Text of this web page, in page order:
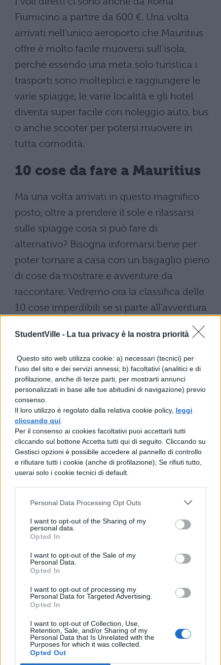
StudentVille - La tua privacy è la nostra priorità
Questo sito web utilizza cookie: a) necessari (tecnici) per
l'uso del sito e dei servizi annessi; b) facoltativi (analitici e di
profilazione, anche di terze parti, per mostrarti annunci
personalizzati in base alle tue abitudini di navigazione) previo
consenso.
Il loro utilizzo è regolato dalla relativa cookie policy, leggi
cliccando qui
Per il consenso ai cookies facoltativi puoi accettarli tutti
cliccando sul bottone Accetta tutti qui di seguito. Cliccando su
Gestisci opzioni è possibile accedere al pannello di controllo
e rifiutare tutti i cookie (anche di profilazione); Se rifiuti tutto,
userai solo i cookie tecnici di default.
Personal Data Processing Opt Outs
I want to opt-out of the Sharing of my
personal data.
Opted In
I want to opt-out of the Sale of my
Personal Data.
Opted In
I want to opt-out of processing my
Personal Data for Targeted Advertising.
Opted In
I want to opt-out of Collection, Use,
Retention, Sale, and/or Sharing of my
Personal Data that Is Unrelated with the
Purposes for which it was collected.
Opted Out
Fiumicino a partire da 600 €. Una volta
arrivati nell’unico aeroporto che Mauritius
offre è molto facile muoversi sull’isola,
perché essendo una meta solo turistica i
trasporti sono molteplici e raggiungere le
varie spiagge, le varie località e gli hotel
diventa super facile con noleggio auto, bus
o anche scooter per potersi muovere in
tutta comodità.
10 cose da fare a Mauritius
Ma una volta arrivati in questo magnifico
posto, oltre a prendere il sole e rilassarsi
sulle spiagge cosa si può fare di
alternativo? Bisogna informarsi bene per
poter tornare a casa con un bagaglio pieno
di cose da mostrare e avventure da
raccontare. Vedremo ora la classifica delle
10 cose imperdibili se si parte all’avventura
Capitale, molteplici le cose da vedere e
non dimenticare come il centro storico
circondato da “palme bottiglia”
passando per l’Aapravasi Ghat, sito
Patrimonio dell’UNESCO dove gli
indiani sbarcavano nel loro esodo
verso l’Africa.
Sport, animali e attività acquatiche:
L’Ile aux Cerfs è un vero e proprio
paradiso terrestre, che contiene tutto
ciò che di divertente si può fare dai
campi di golf al surf, per finire alle
crociere in motoscafo e la spettacolare
barca con fondo di vetro per ammirare
la barriera corallina.
Rodrigues:meta ideale per chi in
questo viaggio vuole sentirsi fuori dal
Coste Ovest:luogo perfetto per chi
vuole sentirsi un buon selvaggio e
passare le ore in solitudine con tavola
da Surf, vento e acqua.
Grand Bay e spiagge gemelle